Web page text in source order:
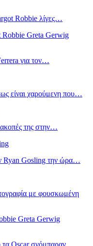
Robbie λίγες…
για τον…
είναι χαρούμενη που…
της στην…
Ryan Gosling την ώρα…
με φουσκωμένη
τα Oscar σνόμπαραν…